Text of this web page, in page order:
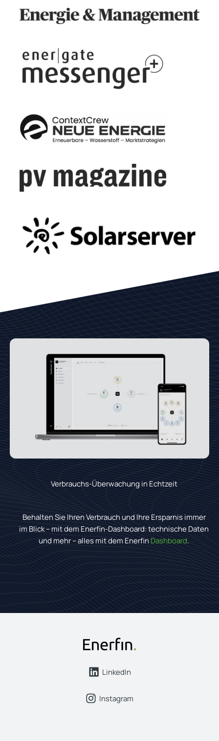
Verbrauchs-Überwachung in Echtzeit
Behalten Sie Ihren Verbrauch und Ihre Ersparnis immer
im Blick – mit dem Enerfin-Dashboard: technische Daten
und mehr – alles mit dem EnerfinDashboard.
LinkedIn
Instagram